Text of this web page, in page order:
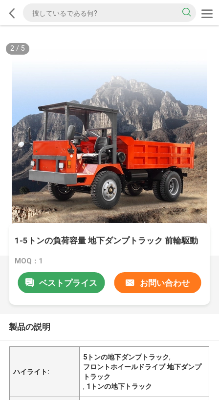
2/ 5
1-5トンの負荷容量 地下ダンプトラック 前輪駆動
MOQ：1
ベストプライス お問い合わせ
製品の説明
ハイライト:
5トンの地下ダンプトラック,
フロントホイールドライブ 地下ダンプ
トラック
, 1トンの地下トラック